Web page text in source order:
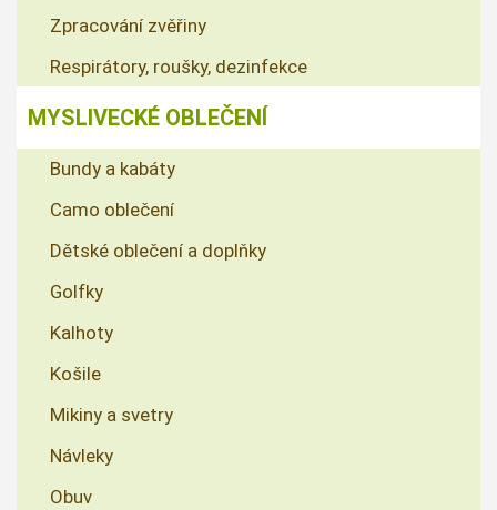
Zpracování zvěřiny
Respirátory, roušky, dezinfekce
MYSLIVECKÉ OBLEČENÍ
Bundy a kabáty
Camo oblečení
Dětské oblečení a doplňky
Golfky
Kalhoty
Košile
Mikiny a svetry
Návleky
Obuv